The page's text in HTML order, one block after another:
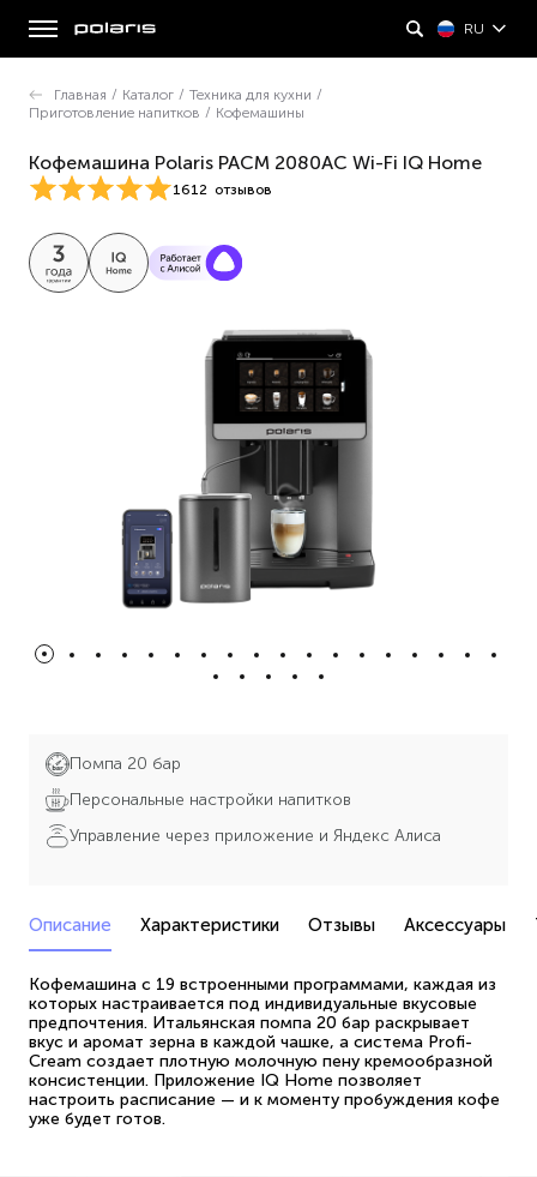
RU
Главная / Каталог / Техника для кухни /
Приготовление напитков / Кофемашины
Кофемашина Polaris PACM 2080AC Wi-Fi IQ Home
1612 отзывов
Помпа 20 бар
Персональные настройки напитков
Управление через приложение и Яндекс Алиса
Описание Характеристики Отзывы Аксессуары
Кофемашина с 19 встроенными программами, каждая из
которых настраивается под индивидуальные вкусовые
предпочтения. Итальянская помпа 20 бар раскрывает
вкус и аромат зерна в каждой чашке, а система Profi-
Cream создает плотную молочную пену кремообразной
консистенции. Приложение IQ Home позволяет
настроить расписание — и к моменту пробуждения кофе
уже будет готов.